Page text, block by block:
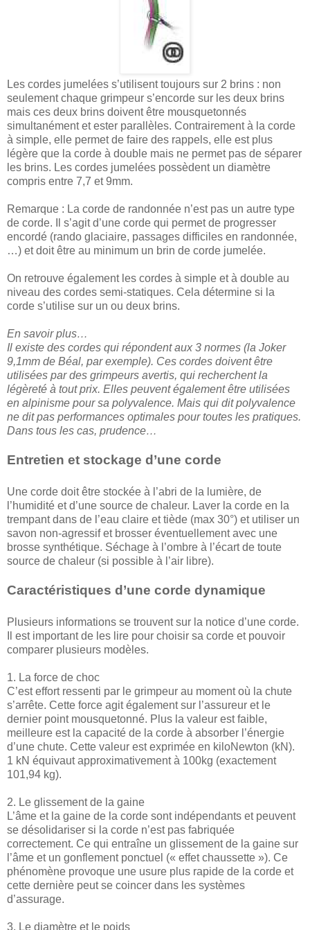
Les cordes jumelées s’utilisent toujours sur 2 brins : non
seulement chaque grimpeur s’encorde sur les deux brins
mais ces deux brins doivent être mousquetonnés
simultanément et ester parallèles. Contrairement à la corde
à simple, elle permet de faire des rappels, elle est plus
légère que la corde à double mais ne permet pas de séparer
les brins. Les cordes jumelées possèdent un diamètre
compris entre 7,7 et 9mm.
Remarque : La corde de randonnée n’est pas un autre type
de corde. Il s’agit d’une corde qui permet de progresser
encordé (rando glaciaire, passages difficiles en randonnée,
…) et doit être au minimum un brin de corde jumelée.
On retrouve également les cordes à simple et à double au
niveau des cordes semi-statiques. Cela détermine si la
corde s’utilise sur un ou deux brins.
En savoir plus…
Il existe des cordes qui répondent aux 3 normes (la Joker
9,1mm de Béal, par exemple). Ces cordes doivent être
utilisées par des grimpeurs avertis, qui recherchent la
légèreté à tout prix. Elles peuvent également être utilisées
en alpinisme pour sa polyvalence. Mais qui dit polyvalence
ne dit pas performances optimales pour toutes les pratiques.
Dans tous les cas, prudence…
Entretien et stockage d’une corde
Une corde doit être stockée à l’abri de la lumière, de
l’humidité et d’une source de chaleur. Laver la corde en la
trempant dans de l’eau claire et tiède (max 30°) et utiliser un
savon non-agressif et brosser éventuellement avec une
brosse synthétique. Séchage à l’ombre à l’écart de toute
source de chaleur (si possible à l’air libre).
Caractéristiques d’une corde dynamique
Plusieurs informations se trouvent sur la notice d’une corde.
Il est important de les lire pour choisir sa corde et pouvoir
comparer plusieurs modèles.
1. La force de choc
C’est effort ressenti par le grimpeur au moment où la chute
s’arrête. Cette force agit également sur l’assureur et le
dernier point mousquetonné. Plus la valeur est faible,
meilleure est la capacité de la corde à absorber l’énergie
d’une chute. Cette valeur est exprimée en kiloNewton (kN).
1 kN équivaut approximativement à 100kg (exactement
101,94 kg).
2. Le glissement de la gaine
L’âme et la gaine de la corde sont indépendants et peuvent
se désolidariser si la corde n’est pas fabriquée
correctement. Ce qui entraîne un glissement de la gaine sur
l’âme et un gonflement ponctuel (« effet chaussette »). Ce
phénomène provoque une usure plus rapide de la corde et
cette dernière peut se coincer dans les systèmes
d’assurage.
3. Le diamètre et le poids